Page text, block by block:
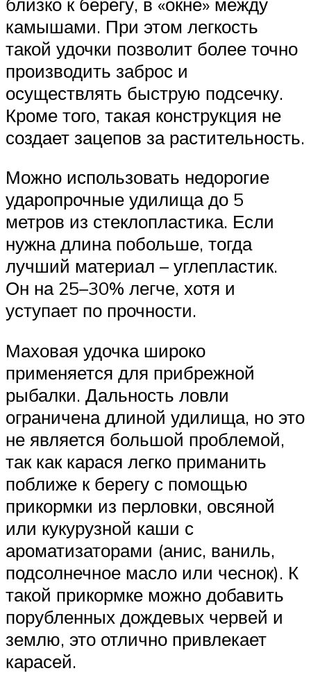
камышами. При этом легкость
такой удочки позволит более точно
производить заброс и
осуществлять быструю подсечку.
Кроме того, такая конструкция не
создает зацепов за растительность.
Можно использовать недорогие
ударопрочные удилища до 5
метров из стеклопластика. Если
нужна длина побольше, тогда
лучший материал – углепластик.
Он на 25–30% легче, хотя и
уступает по прочности.
Маховая удочка широко
применяется для прибрежной
рыбалки. Дальность ловли
ограничена длиной удилища, но это
не является большой проблемой,
так как карася легко приманить
поближе к берегу с помощью
прикормки из перловки, овсяной
или кукурузной каши с
ароматизаторами (анис, ваниль,
подсолнечное масло или чеснок). К
такой прикормке можно добавить
порубленных дождевых червей и
землю, это отлично привлекает
карасей.